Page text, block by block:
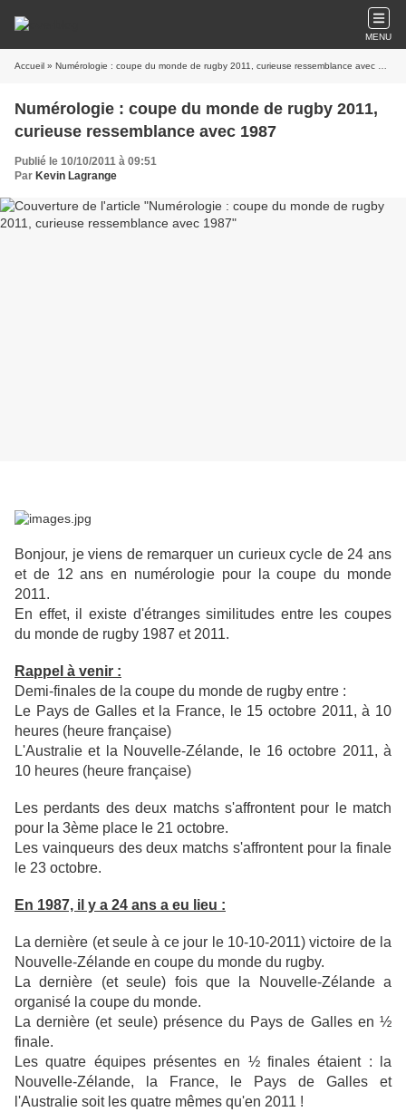
MENU
Accueil » Numérologie : coupe du monde de rugby 2011, curieuse ressemblance avec 1987
Numérologie : coupe du monde de rugby 2011,
curieuse ressemblance avec 1987
Publié le 10/10/2011 à 09:51
Par Kevin Lagrange
Bonjour, je viens de remarquer un curieux cycle de 24 ans
et de 12 ans en numérologie pour la coupe du monde
2011.
En effet, il existe d'étranges similitudes entre les coupes
du monde de rugby 1987 et 2011.
Rappel à venir :
Demi-finales de la coupe du monde de rugby entre :
Le Pays de Galles et la France, le 15 octobre 2011, à 10
heures (heure française)
L'Australie et la Nouvelle-Zélande, le 16 octobre 2011, à
10 heures (heure française)
Les perdants des deux matchs s'affrontent pour le match
pour la 3ème place le 21 octobre.
Les vainqueurs des deux matchs s'affrontent pour la finale
le 23 octobre.
En 1987, il y a 24 ans a eu lieu :
La dernière (et seule à ce jour le 10-10-2011) victoire de la
Nouvelle-Zélande en coupe du monde du rugby.
La dernière (et seule) fois que la Nouvelle-Zélande a
organisé la coupe du monde.
La dernière (et seule) présence du Pays de Galles en ½
finale.
Les quatre équipes présentes en ½ finales étaient : la
Nouvelle-Zélande, la France, le Pays de Galles et
l'Australie soit les quatre mêmes qu'en 2011 !